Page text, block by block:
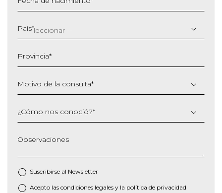
barra
MM
AAAA
País*
Provincia*
Motivo de la consulta*
¿Cómo nos conoció?*
Observaciones
Suscribirse al Newsletter
* Acepto las condiciones legales y la política de privacidad